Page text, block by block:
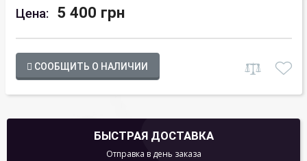
Цена: 5 400 грн
СООБЩИТЬ О НАЛИЧИИ
БЫСТРАЯ ДОСТАВКА
Отправка в день заказа